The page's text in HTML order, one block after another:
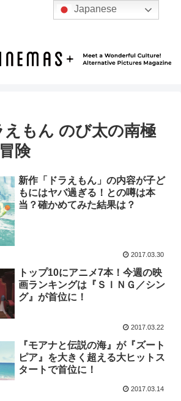
えもん のび太の南極
険
新作「ドラえもん」の内容が子ど
もにはヤバ過ぎる！との噂は本
当？確かめてみた結果は？
2017.03.30
トップ10にアニメ7本！今週の映
画ランキングは『ＳＩＮＧ／シン
グ』が首位に！
2017.03.22
『モアナと伝説の海』が『ズート
ピア』を大きく超える大ヒットス
タートで首位に！
2017.03.14
Japanese